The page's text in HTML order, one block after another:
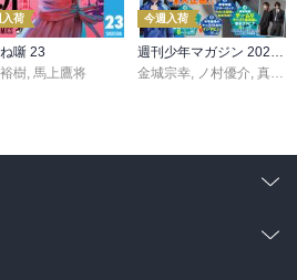
入荷
噺 23
樹, 馬上鷹将
今週入荷
週刊少年マガジン 2026年36・37号[2026年8月5日発売]
金城宗幸, ノ村優介, 真島ヒロ